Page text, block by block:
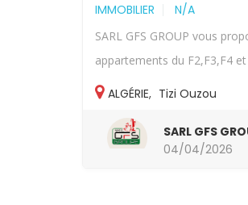
IMMOBILIER N/A
SARL GFS GROUP vous
appartements du F2,F3,F4 et
ALGÉRIE, Tizi Ouzou
SARL GFS
04/04/2026